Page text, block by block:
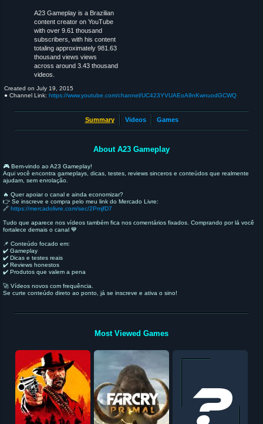
A23 Gameplay is a Brazilian
content creator on YouTube
with over 9.61 thousand
subscribers, with his content
totaling approximately 981.63
thousand views views
across around 3.43 thousand
videos.
Created on July 19, 2015
● Channel Link: https://www.youtube.com/channel/UC423YVUAEoA9nKwnuodGCWQ
Summary Videos Games
About A23 Gameplay
🎮 Bem-vindo ao A23 Gameplay!
Aqui você encontra gameplays, dicas, testes, reviews sinceros e conteúdos que realmente
ajudam, sem enrolação.
🔥 Quer apoiar o canal e ainda economizar?
👉 Se inscreve e compra pelo meu link do Mercado Livre:
🔗 https://mercadolivre.com/sec/2PmjfD7
Tudo que aparece nos vídeos também fica nos comentários fixados. Comprando por lá você
fortalece demais o canal 💙
📌 Conteúdo focado em:
✔️ Gameplay
✔️ Dicas e testes reais
✔️ Reviews honestos
✔️ Produtos que valem a pena
🚀 Vídeos novos com frequência.
Se curte conteúdo direto ao ponto, já se inscreve e ativa o sino!
Most Viewed Games